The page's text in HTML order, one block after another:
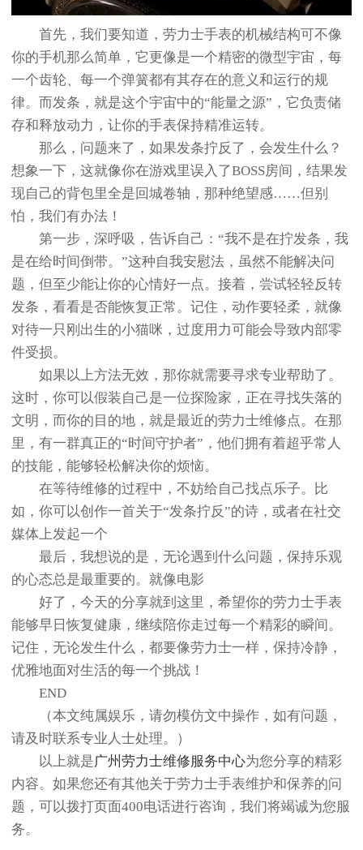
首先，我们要知道，劳力士手表的机械结构可不像
你的手机那么简单，它更像是一个精密的微型宇宙，每
一个齿轮、每一个弹簧都有其存在的意义和运行的规
律。而发条，就是这个宇宙中的“能量之源”，它负责储
存和释放动力，让你的手表保持精准运转。
那么，问题来了，如果发条拧反了，会发生什么？
想象一下，这就像你在游戏里误入了BOSS房间，结果发
现自己的背包里全是回城卷轴，那种绝望感……但别
怕，我们有办法！
第一步，深呼吸，告诉自己：“我不是在拧发条，我
是在给时间倒带。”这种自我安慰法，虽然不能解决问
题，但至少能让你的心情好一点。接着，尝试轻轻反转
发条，看看是否能恢复正常。记住，动作要轻柔，就像
对待一只刚出生的小猫咪，过度用力可能会导致内部零
件受损。
如果以上方法无效，那你就需要寻求专业帮助了。
这时，你可以假装自己是一位探险家，正在寻找失落的
文明，而你的目的地，就是最近的劳力士维修点。在那
里，有一群真正的“时间守护者”，他们拥有着超乎常人
的技能，能够轻松解决你的烦恼。
在等待维修的过程中，不妨给自己找点乐子。比
如，你可以创作一首关于“发条拧反”的诗，或者在社交
媒体上发起一个
最后，我想说的是，无论遇到什么问题，保持乐观
的心态总是最重要的。就像电影
好了，今天的分享就到这里，希望你的劳力士手表
能够早日恢复健康，继续陪你走过每一个精彩的瞬间。
记住，无论发生什么，都要像劳力士一样，保持冷静，
优雅地面对生活的每一个挑战！
END
（本文纯属娱乐，请勿模仿文中操作，如有问题，
请及时联系专业人士处理。）
以上就是广州劳力士维修服务中心为您分享的精彩
内容。如果您还有其他关于劳力士手表维护和保养的问
题，可以拨打页面400电话进行咨询，我们将竭诚为您服
务。